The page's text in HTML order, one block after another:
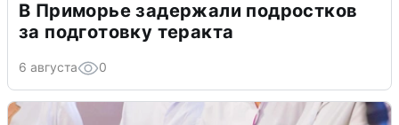
В Приморье задержали подростков
за подготовку теракта
6 августа 0